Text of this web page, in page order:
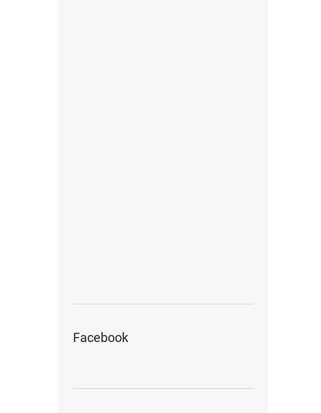
Facebook